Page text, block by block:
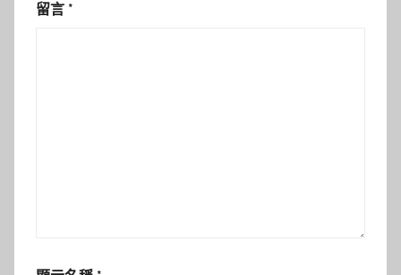
留言 *